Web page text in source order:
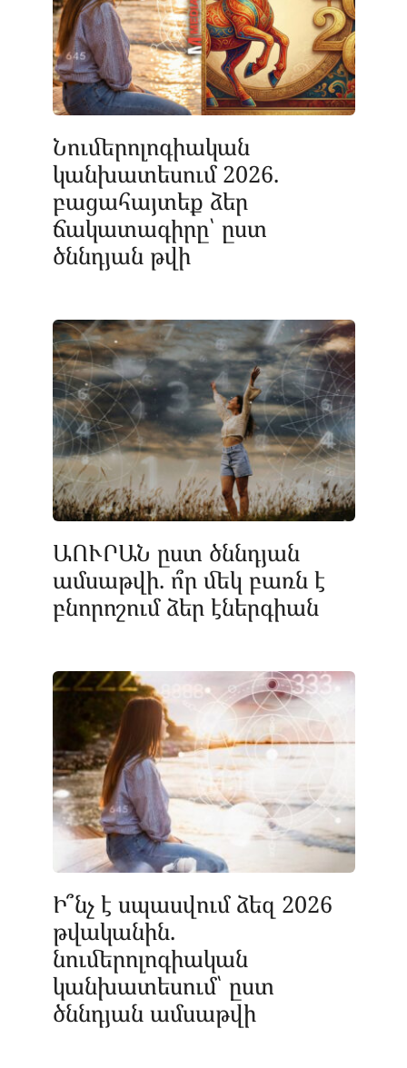
Նումերոլոգիական
կանխատեսում 2026.
բացահայտեք ձեր
ճակատագիրը՝ ըստ
ծննդյան թվի
ԱՈՒՐԱՆ ըստ ծննդյան
ամսաթվի. ո՞ր մեկ բառն է
բնորոշում ձեր էներգիան
Ի՞նչ է սպասվում ձեզ 2026
թվականին.
նումերոլոգիական
կանխատեսում՝ ըստ
ծննդյան ամսաթվի